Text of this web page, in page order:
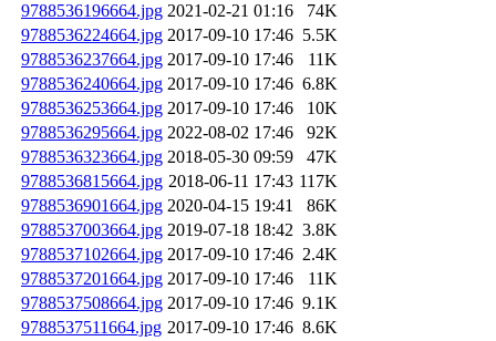
9788536196664.jpg 2021-02-21 01:16
74K
9788536224664.jpg 2017-09-10 17:46 5.5K
9788536237664.jpg 2017-09-10 17:46
11K
9788536240664.jpg 2017-09-10 17:46 6.8K
9788536253664.jpg 2017-09-10 17:46
10K
9788536295664.jpg 2022-08-02 17:46
92K
9788536323664.jpg 2018-05-30 09:59
47K
9788536815664.jpg 2018-06-11 17:43 117K
9788536901664.jpg 2020-04-15 19:41
86K
9788537003664.jpg 2019-07-18 18:42 3.8K
9788537102664.jpg 2017-09-10 17:46 2.4K
9788537201664.jpg 2017-09-10 17:46
11K
9788537508664.jpg 2017-09-10 17:46 9.1K
9788537511664.jpg 2017-09-10 17:46 8.6K